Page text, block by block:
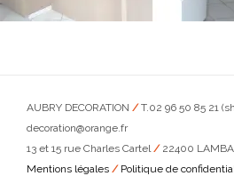
AUBRY DECORATION /T.02 96 50 85 21
decoration@orange.fr
13 et 15 rue Charles Cartel/22400
Mentions légales / Politique de